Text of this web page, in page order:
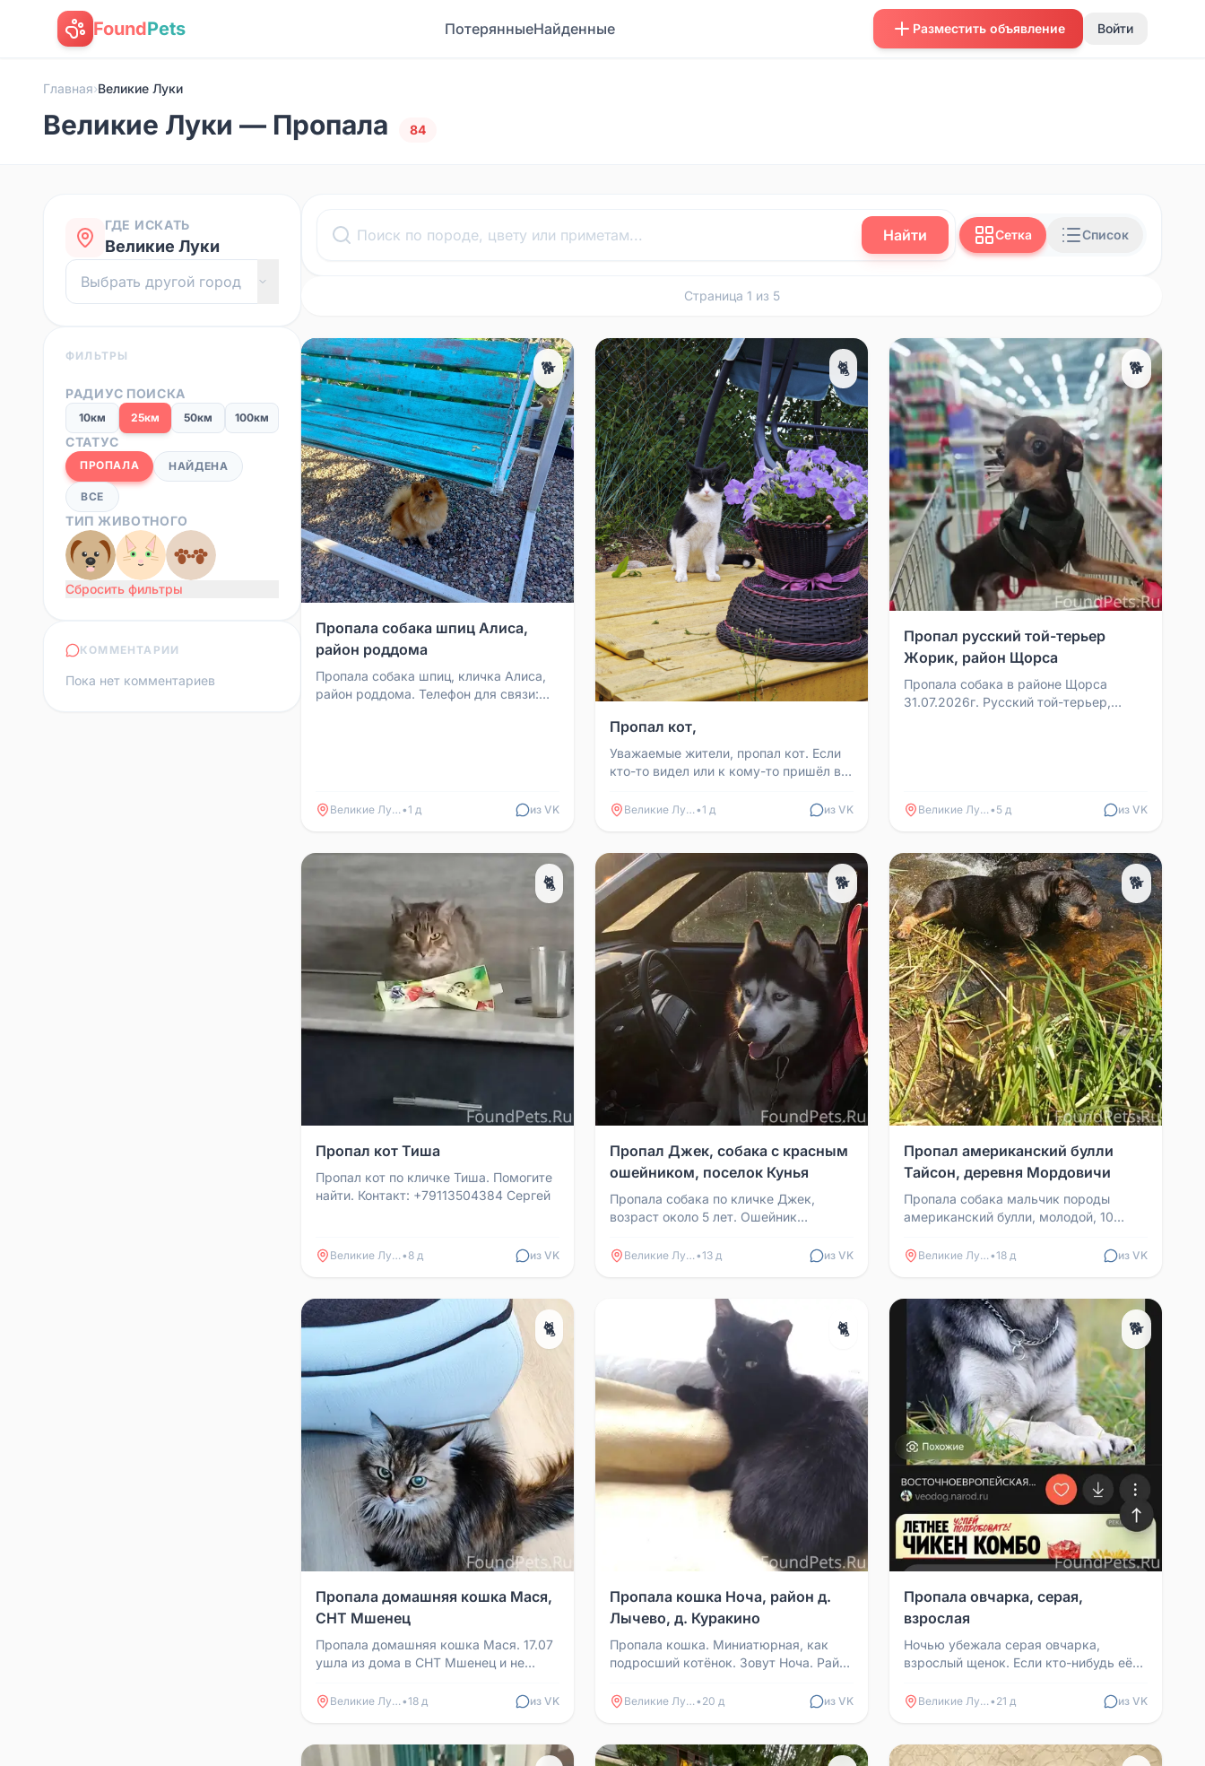
FoundPets ПотерянныеНайденные Разместить объявление Войти
Главная›Великие Луки
Великие Луки — Пропала 84
ГДЕ ИСКАТЬ
Великие Луки
ФИЛЬТРЫ
РАДИУС ПОИСКА
10км 25км 50км 100км
СТАТУС
ПРОПАЛА НАЙДЕНА
ВСЕ
ТИП ЖИВОТНОГО
Сбросить фильтры
КОММЕНТАРИИ
Пока нет комментариев
Найти Сетка Список
Страница 1 из 5
🐕
Пропала собака шпиц Алиса,
район роддома
Пропала собака шпиц, кличка Алиса,
район роддома. Телефон для связи:
Великие Луки•1 д из VK
🐈
Пропал кот,
Уважаемые жители, пропал кот. Если
кто-то видел или к кому-то пришёл в
для связи: +...Великие Луки•1 д из VK
🐕
Пропал русский той-терьер
Жорик, район Щорса
Пропала собака в районе Щорса
31.07.2026г. Русский той-терьер,
Великие Луки• 5 д из VK
🐈
Пропал кот Тиша
Пропал кот по кличке Тиша. Помогите
найти. Контакт: +79113504384 Сергей
Великие Луки• 8 д из VK
🐕
Пропал Джек, собака с красным
ошейником, поселок Кунья
Пропала собака по кличке Джек,
возраст около 5 лет. Ошейник
Место пропажи: поселок Кунья...
Великие Луки•13 д из VK
🐕
Пропал американский булли
Тайсон, деревня Мордовичи
Пропала собака мальчик породы
американский булли, молодой, 10
районе деревни Мордовичи....
Великие Луки•18 д из VK
🐈
Пропала домашняя кошка Мася,
СНТ Мшенец
Пропала домашняя кошка Мася. 17.07
ушла из дома в СНТ Мшенец и не
информацией, просьба...
Великие Луки•18 д из VK
🐈
Пропала кошка Ноча, район д.
Лычево, д. Куракино
Пропала кошка. Миниатюрная, как
подросший котёнок. Зовут Ноча. Район
Великие Луки• 20 д из VK
🐕
Пропала овчарка, серая,
взрослая
Ночью убежала серая овчарка,
взрослый щенок. Если кто-нибудь её
Хозяева очень переживают.
Великие Луки• 21 д из VK